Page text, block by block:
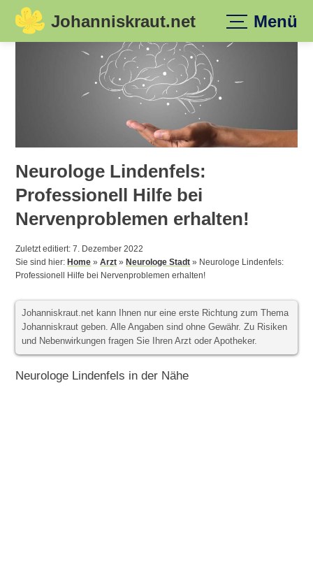
Skip
Johanniskraut.net Menü
Neurologe Lindenfels:
Professionell Hilfe bei
Nervenproblemen erhalten!
Zuletzt editiert: 7. Dezember 2022
Sie sind hier:Home »Arzt »Neurologe Stadt » Neurologe Lindenfels:
Professionell Hilfe bei Nervenproblemen erhalten!
Johanniskraut.net kann Ihnen nur eine erste Richtung zum Thema
Johanniskraut geben. Alle Angaben sind ohne Gewähr. Zu Risiken
und Nebenwirkungen fragen Sie Ihren Arzt oder Apotheker.
Neurologe Lindenfels in der Nähe